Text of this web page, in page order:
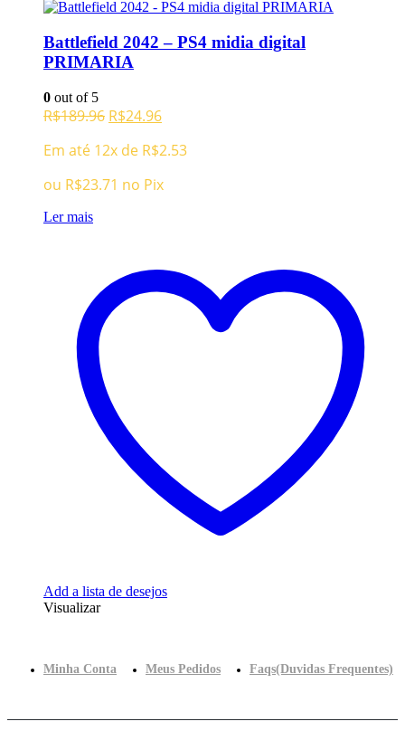
Battlefield 2042 – PS4 midia digital
PRIMARIA
0 out of 5
R$189.96 O
original
era:
R$189.96.
R$24.96O
atual
R$24.96.
Em até 12x de R$2.53
ou R$23.71 no Pix
Ler mais
Add a lista de desejos
Visualizar
Minha Conta Meus Pedidos Faqs(Duvidas Frequentes)